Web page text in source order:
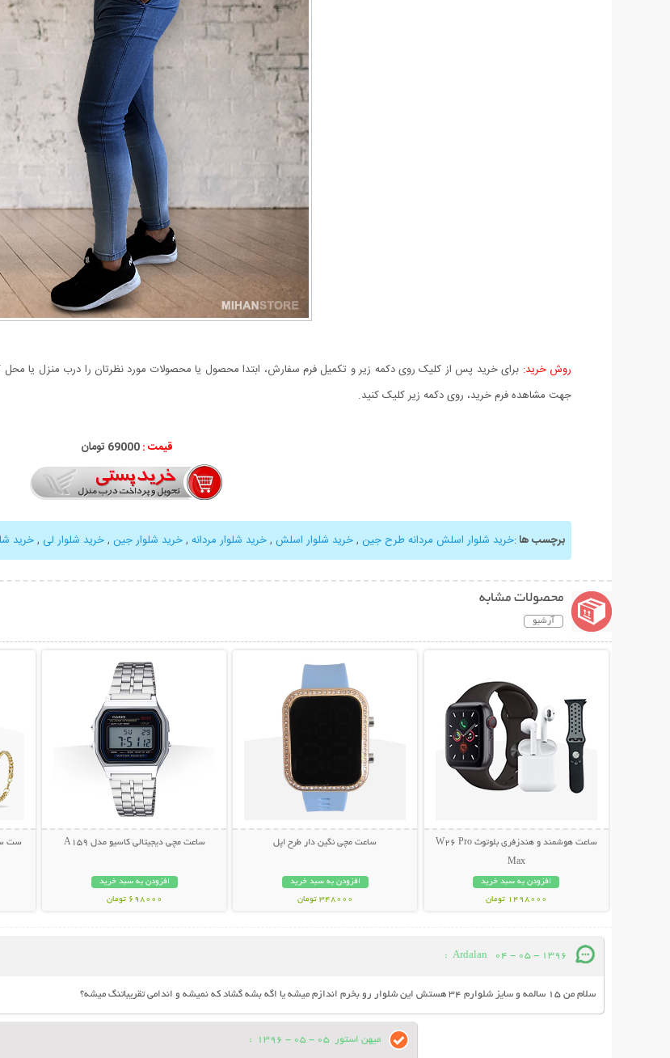
روش خرید: برای خرید پس از کلیک روی دکمه زیر و تکمیل فرم سفارش، ابتدا محصول یا محصولات مورد نظرتان را درب منزل یا محل
جهت مشاهده فرم خرید، روی دکمه زیر کلیک کنید.
قیمت :69000 تومان
برچسب ها:خرید شلوار اسلش مردانه طرح جين ,خرید شلوار اسلش ,خرید شلوار مردانه ,خرید شلوار جین ,خرید شلوار لی ,خرید
محصولات مشابه
آرشیو
ساعت هوشمند و هندزفری بلوتوث W26 Pro
Max
افزودن به سبد خرید
1498000 تومان
ساعت مچی نگین دار طرح اپل
افزودن به سبد خرید
348000 تومان
ساعت مچی دیجیتالی کاسیو مدل A159
افزودن به سبد خرید
698000 تومان
ست
Ardalan 04 - 05 - 1396
:
سلام من ۱۵ سالمه و سایز شلوارم ۳۴ هستش این شلوار رو بخرم اندازم میشه یا اگه بشه گشاد که نمیشه و اندامی تقریبا‌تنگ میشه؟
میهن استور 05 - 05 - 1396
: